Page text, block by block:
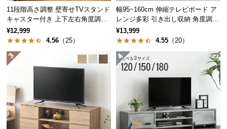
ル
に
つ
い
て
証
つ
い
11段階高さ調整 壁寄せTVスタンド
キャスター付き 上下左右角度調節
機能
¥12,999
4.56 （25）
幅95~160cm 伸縮テレビボード ア
レンジ多彩 引き出し収納 角度調節
可能 モルタル調/木目調
¥13,999
4.55 （20）